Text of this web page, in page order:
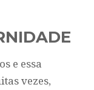
e essa
vezes,